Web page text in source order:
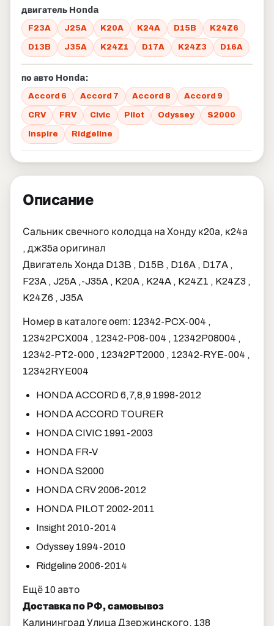
двигатель Honda
F23A J25A K20A K24A D15B K24Z6
D13B J35A K24Z1 D17A K24Z3 D16A
по авто Honda:
Accord 6 Accord 7 Accord 8 Accord 9
CRV FRV Civic Pilot Odyssey S2000
Inspire Ridgeline
Описание
Сальник свечного колодца на Хонду к20а, к24а
, дж35а оригинал
Двигатель Хонда D13B , D15B , D16A , D17A ,
F23A , J25A ,-J35A , K20A , K24A , K24Z1 , K24Z3 ,
K24Z6 , J35A
Номер в каталоге oem: 12342-PCX-004 ,
12342PCX004 , 12342-P08-004 , 12342P08004 ,
12342-PT2-000 , 12342PT2000 , 12342-RYE-004 ,
12342RYE004
HONDA ACCORD 6,7,8,9 1998-2012
HONDA ACCORD TOURER
HONDA CIVIC 1991-2003
HONDA FR-V
HONDA S2000
HONDA CRV 2006-2012
HONDA PILOT 2002-2011
Insight 2010-2014
Odyssey 1994-2010
Ridgeline 2006-2014
Ещё 10 авто
Доставка по РФ, самовывоз
Калининград Улица Дзержинского, 138